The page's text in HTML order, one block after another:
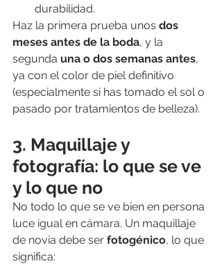
durabilidad.
Haz la primera prueba unos dos
meses antes de la boda, y la
segunda una o dos semanas antes,
ya con el color de piel definitivo
(especialmente si has tomado el sol o
pasado por tratamientos de belleza).
3. Maquillaje y
fotografía: lo que se ve
y lo que no
No todo lo que se ve bien en persona
luce igual en cámara. Un maquillaje
de novia debe ser fotogénico, lo que
significa: